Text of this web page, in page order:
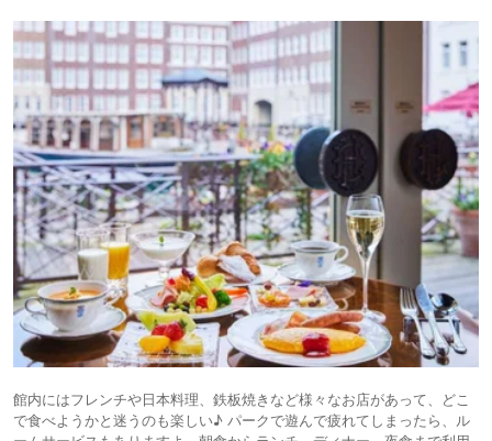
館内にはフレンチや日本料理、鉄板焼きなど様々なお店があって、どこ
で食べようかと迷うのも楽しい♪ パークで遊んで疲れてしまったら、ル